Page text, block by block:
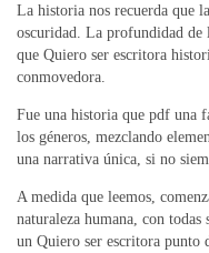
La historia nos recuerda que
oscuridad. La profundidad de
que Quiero ser escritora
conmovedora.
Fue una historia que pdf una
los géneros, mezclando
una narrativa única, si no
A medida que leemos,
naturaleza humana, con todas
un Quiero ser escritora punto